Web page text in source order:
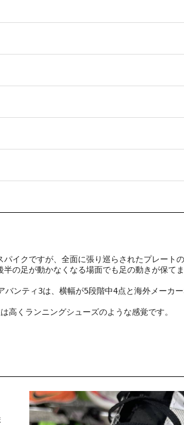
イクですが、全面に張り巡らされたプレート
の足が動かなくなる場面でも足の動きが保てま
ンティ3は、横幅が5段階中4点と海外メーカ
高くランニングシューズのような感覚です。